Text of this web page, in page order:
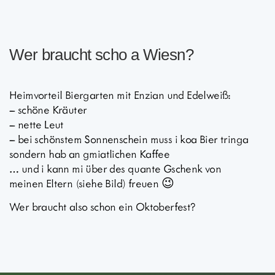
Wer braucht scho a Wiesn?
Heimvorteil Biergarten mit Enzian und Edelweiß:
– schöne Kräuter
– nette Leut
– bei schönstem Sonnenschein muss i koa Bier tringa
sondern hab an gmiatlichen Kaffee
… und i kann mi über des quante Gschenk von
meinen Eltern (siehe Bild) freuen 😉
Wer braucht also schon ein Oktoberfest?